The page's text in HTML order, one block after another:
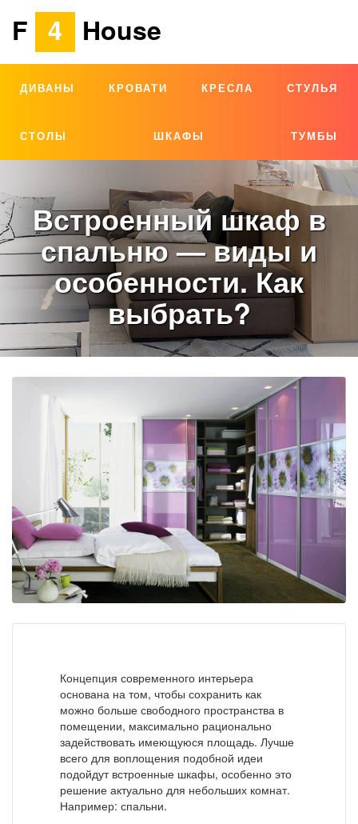
F 4 House
ДИВАНЫ КРОВАТИ КРЕСЛА СТУЛЬЯ
СТОЛЫ ШКАФЫ ТУМБЫ
Встроенный шкаф в
спальню — виды и
особенности. Как
выбрать?
Концепция современного интерьера
основана на том, чтобы сохранить как
можно больше свободного пространства в
помещении, максимально рационально
задействовать имеющуюся площадь. Лучше
всего для воплощения подобной идеи
подойдут встроенные шкафы, особенно это
решение актуально для небольших комнат.
Например: спальни.